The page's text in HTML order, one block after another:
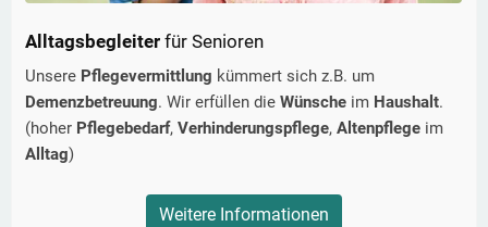
Alltagsbegleiter für Senioren
Unsere Pflegevermittlung kümmert sich z.B. um
Demenzbetreuung. Wir erfüllen die Wünsche im Haushalt.
(hoher Pflegebedarf, Verhinderungspflege, Altenpflege im
Alltag)
Weitere Informationen